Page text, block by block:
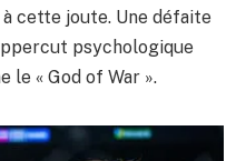
cette joute. Une défaite
psychologique
le « God of War ».